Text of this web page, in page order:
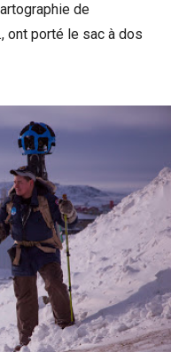
de
ont porté le sac à dos